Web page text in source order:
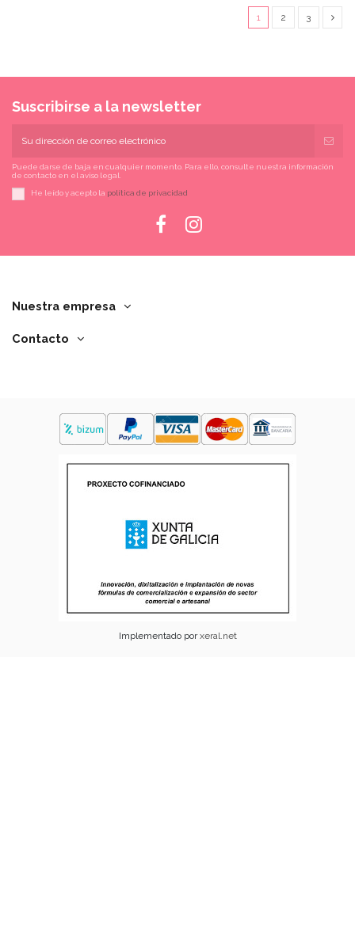
1 2 3
Suscribirse a la newsletter
Puede darse de baja en cualquier momento. Para ello, consulte nuestra información
de contacto en el aviso legal.
He leído y acepto la política de privacidad
Nuestra empresa
Contacto
Implementado porxeral.net